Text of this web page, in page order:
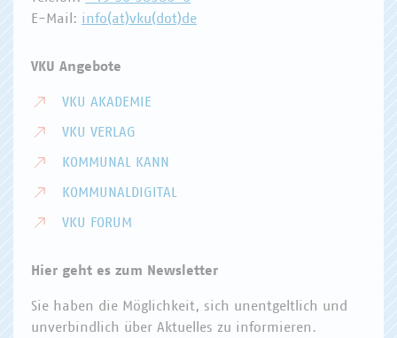
E-Mail: info(at)vku(dot)de
VKU Angebote
VKU AKADEMIE
VKU VERLAG
KOMMUNAL KANN
KOMMUNALDIGITAL
VKU FORUM
Hier geht es zum Newsletter
Sie haben die Möglichkeit, sich unentgeltlich und
unverbindlich über Aktuelles zu informieren.